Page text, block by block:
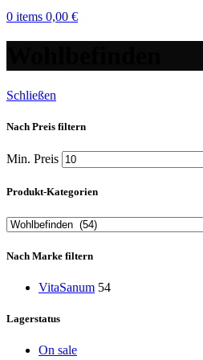
0 items 0,00 €
Schließen
Nach Preis filtern
Min. Preis
Produkt-Kategorien
Nach Marke filtern
VitaSanum 54
Lagerstatus
On sale